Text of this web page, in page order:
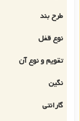
طرح بند
نوع قفل
تقویم و نوع آن
نگین
گارانتی